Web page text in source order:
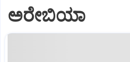
ಅರೇಬಿಯಾ